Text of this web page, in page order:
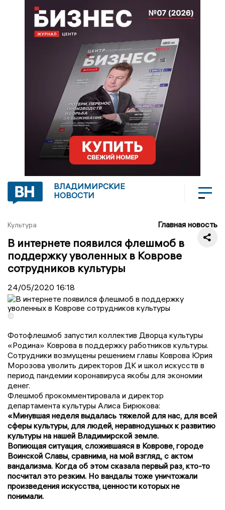
ВЛАДИМИРСКИЕ
НОВОСТИ
Культура Главная новость
В интернете появился флешмоб в
поддержку уволенных в Коврове
сотрудников культуры
24/05/2020 16:18
©
Фотофлешмоб запустил коллектив Дворца культуры
«Родина» Коврова в поддержку работников культуры.
Сотрудники возмущены решением главы Коврова Юрия
Морозова уволить директоров ДК и школ искусств в
период пандемии коронавируса якобы для экономии
денег.
Флешмоб прокомментировала и директор
департамента культуры Алиса Бирюкова:
«Минувшая неделя выдалась тяжелой для нас, для всей
сферы культуры, для людей, неравнодушных к развитию
культуры на нашей Владимирской земле.
Вопиющая ситуация, сложившаяся в Коврове, городе
Воинской Славы, сравнима, на мой взгляд, с актом
вандализма. Когда об этом сказала первый раз, кто-то
посчитал это резким. Но вандалы тоже уничтожали
произведения искусства, ценности которых не
понимали.